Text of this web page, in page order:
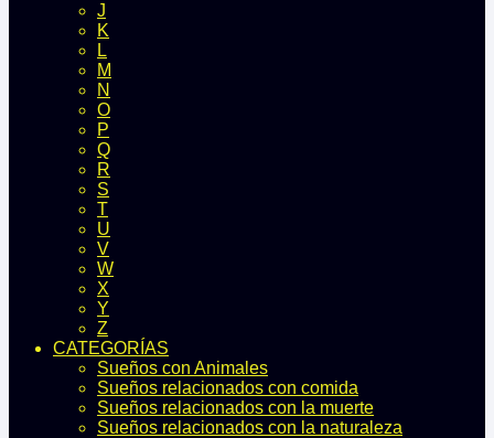
J
K
L
M
N
O
P
Q
R
S
T
U
V
W
X
Y
Z
CATEGORÍAS
Sueños con Animales
Sueños relacionados con comida
Sueños relacionados con la muerte
Sueños relacionados con la naturaleza